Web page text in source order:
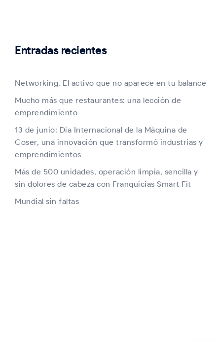
Entradas recientes
Networking. El activo que no aparece en tu balance
Mucho más que restaurantes: una lección de
emprendimiento
13 de junio: Día Internacional de la Máquina de
Coser, una innovación que transformó industrias y
emprendimientos
Más de 500 unidades, operación limpia, sencilla y
sin dolores de cabeza con Franquicias Smart Fit
Mundial sin faltas